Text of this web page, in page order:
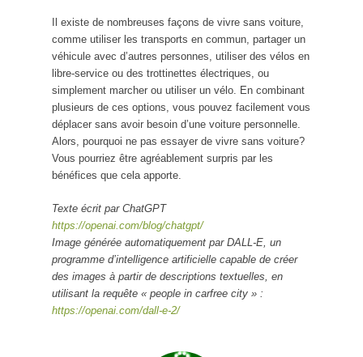
Il existe de nombreuses façons de vivre sans voiture,
comme utiliser les transports en commun, partager un
véhicule avec d’autres personnes, utiliser des vélos en
libre-service ou des trottinettes électriques, ou
simplement marcher ou utiliser un vélo. En combinant
plusieurs de ces options, vous pouvez facilement vous
déplacer sans avoir besoin d’une voiture personnelle.
Alors, pourquoi ne pas essayer de vivre sans voiture?
Vous pourriez être agréablement surpris par les
bénéfices que cela apporte.
Texte écrit par ChatGPT
https://openai.com/blog/chatgpt/
Image générée automatiquement par DALL-E, un
programme d’intelligence artificielle capable de créer
des images à partir de descriptions textuelles, en
utilisant la requête « people in carfree city » :
https://openai.com/dall-e-2/